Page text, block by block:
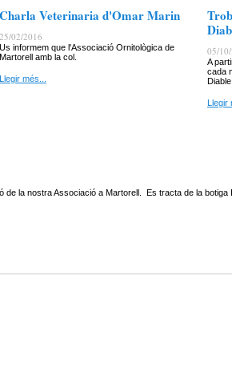
Charla Veterinaria d'Omar Marin
25/02/2016
Us informem que l'Associació Ornitològica de
Martorell amb la col.
Llegir més...
05/
A
cada
Diable.
Llegir
la nostra Associació a Martorell. Es tracta de la botiga